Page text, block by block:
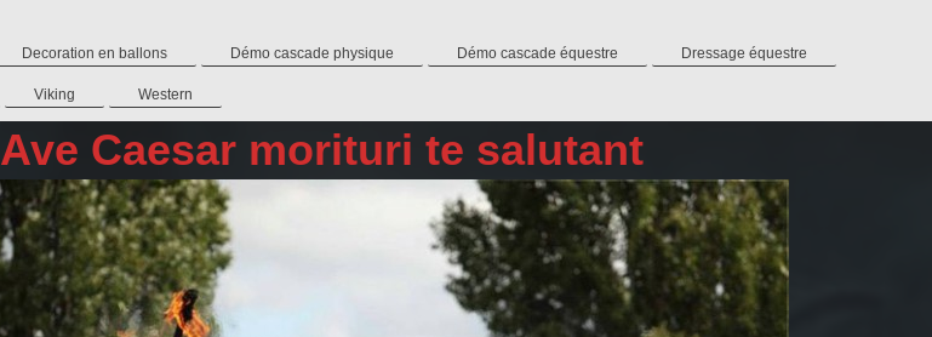
Decoration en ballons Démo cascade physique Démo cascade équestre Dressage équestre
Viking Western
Ave Caesar morituri te salutant